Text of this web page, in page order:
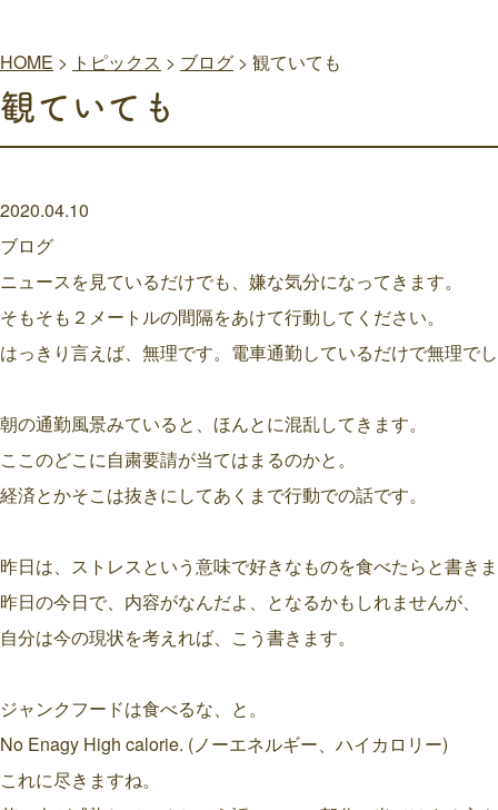
HOME > トピックス > ブログ > 観ていても
観ていても
2020.04.10
ブログ
ニュースを見ているだけでも、嫌な気分になってきます。
そもそも２メートルの間隔をあけて行動してください。
はっきり言えば、無理です。電車通勤しているだけで無理で
朝の通勤風景みていると、ほんとに混乱してきます。
ここのどこに自粛要請が当てはまるのかと。
経済とかそこは抜きにしてあくまで行動での話です。
昨日は、ストレスという意味で好きなものを食べたらと書き
昨日の今日で、内容がなんだよ、となるかもしれませんが、
自分は今の現状を考えれば、こう書きます。
ジャンクフードは食べるな、と。
No Enagy High calorie. (ノーエネルギー、ハイカロリー)
これに尽きますね。